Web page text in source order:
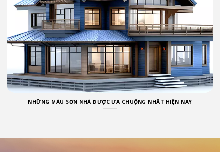
NHỮNG MÀU SƠN NHÀ ĐƯỢC ƯA CHUỘNG NHẤT HIỆN NAY